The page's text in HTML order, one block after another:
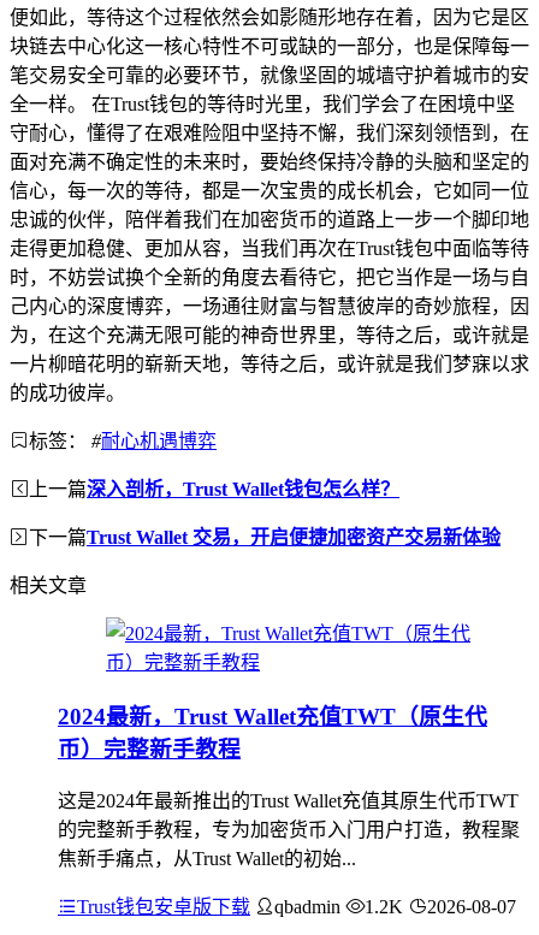
便如此，等待这个过程依然会如影随形地存在着，因为它是区
块链去中心化这一核心特性不可或缺的一部分，也是保障每一
笔交易安全可靠的必要环节，就像坚固的城墙守护着城市的安
全一样。 在Trust钱包的等待时光里，我们学会了在困境中坚
守耐心，懂得了在艰难险阻中坚持不懈，我们深刻领悟到，在
面对充满不确定性的未来时，要始终保持冷静的头脑和坚定的
信心，每一次的等待，都是一次宝贵的成长机会，它如同一位
忠诚的伙伴，陪伴着我们在加密货币的道路上一步一个脚印地
走得更加稳健、更加从容，当我们再次在Trust钱包中面临等待
时，不妨尝试换个全新的角度去看待它，把它当作是一场与自
己内心的深度博弈，一场通往财富与智慧彼岸的奇妙旅程，因
为，在这个充满无限可能的神奇世界里，等待之后，或许就是
一片柳暗花明的崭新天地，等待之后，或许就是我们梦寐以求
的成功彼岸。
标签： #耐心机遇博弈
上一篇深入剖析，Trust Wallet钱包怎么样？
下一篇Trust Wallet 交易，开启便捷加密资产交易新体验
相关文章
2024最新，Trust Wallet充值TWT（原生代
币）完整新手教程
这是2024年最新推出的Trust Wallet充值其原生代币TWT
的完整新手教程，专为加密货币入门用户打造，教程聚
焦新手痛点，从Trust Wallet的初始...
Trust钱包安卓版下载 qbadmin 1.2K 2026-08-07